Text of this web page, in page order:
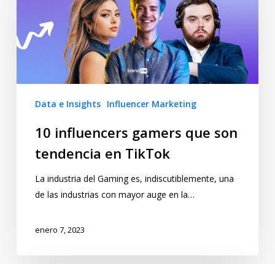
Data e Insights Influencer Marketing
10 influencers gamers que son
tendencia en TikTok
La industria del Gaming es, indiscutiblemente, una
de las industrias con mayor auge en la…
enero 7, 2023